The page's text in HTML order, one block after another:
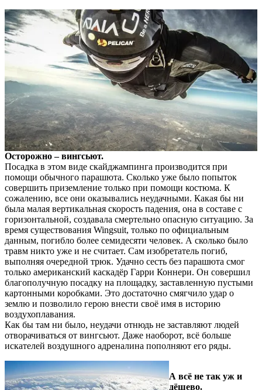
Осторожно – вингсьют.
Посадка в этом виде скайджампинга производится при
помощи обычного парашюта. Сколько уже было попыток
совершить приземление только при помощи костюма. К
сожалению, все они оказывались неудачными. Какая бы ни
была малая вертикальная скорость падения, она в составе с
горизонтальной, создавала смертельно опасную ситуацию. За
время существования Wingsuit, только по официальным
данным, погибло более семидесяти человек. А сколько было
травм никто уже и не считает. Сам изобретатель погиб,
выполняя очередной трюк. Удачно сесть без парашюта смог
только американский каскадёр Гарри Коннери. Он совершил
благополучную посадку на площадку, заставленную пустыми
картонными коробками. Это достаточно смягчило удар о
землю и позволило герою внести своё имя в историю
воздухоплавания.
Как бы там ни было, неудачи отнюдь не заставляют людей
отворачиваться от вингсьют. Даже наоборот, всё больше
искателей воздушного адреналина пополняют его ряды.
А всё не так уж и
дёшево.